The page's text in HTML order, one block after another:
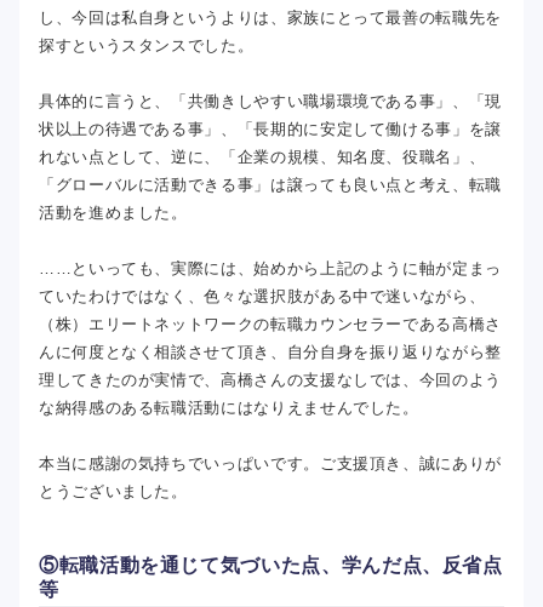
し、今回は私自身というよりは、家族にとって最善の転職先を
探すというスタンスでした。
具体的に言うと、「共働きしやすい職場環境である事」、「現
状以上の待遇である事」、「長期的に安定して働ける事」を譲
れない点として、逆に、「企業の規模、知名度、役職名」、
「グローバルに活動できる事」は譲っても良い点と考え、転職
活動を進めました。
……といっても、実際には、始めから上記のように軸が定まっ
ていたわけではなく、色々な選択肢がある中で迷いながら、
（株）エリートネットワークの転職カウンセラーである高橋さ
んに何度となく相談させて頂き、自分自身を振り返りながら整
理してきたのが実情で、高橋さんの支援なしでは、今回のよう
な納得感のある転職活動にはなりえませんでした。
本当に感謝の気持ちでいっぱいです。ご支援頂き、誠にありが
とうございました。
⑤転職活動を通じて気づいた点、学んだ点、反省点
等